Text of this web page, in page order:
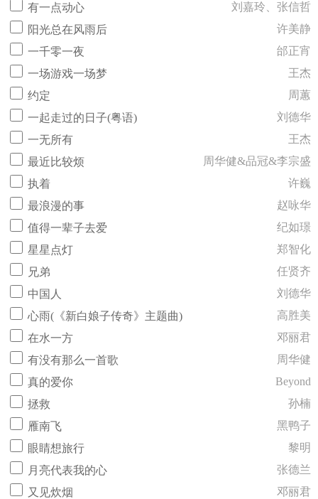
有一点动心
刘嘉玲、张信哲
阳光总在风雨后
许美静
一千零一夜
邰正宵
一场游戏一场梦
王杰
约定
周蕙
一起走过的日子(粤语)
刘德华
一无所有
王杰
最近比较烦
周华健&品冠&李宗盛
执着
许巍
最浪漫的事
赵咏华
值得一辈子去爱
纪如璟
星星点灯
郑智化
兄弟
任贤齐
中国人
刘德华
心雨(《新白娘子传奇》主题曲)
高胜美
在水一方
邓丽君
有没有那么一首歌
周华健
真的爱你
Beyond
拯救
孙楠
雁南飞
黑鸭子
眼睛想旅行
黎明
月亮代表我的心
张德兰
又见炊烟
邓丽君